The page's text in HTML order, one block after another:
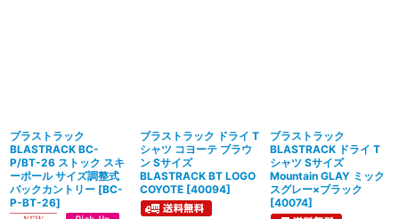
ブラストラック
BLASTRACK BC-
P/BT-26 ストック スキ
ーポール サイズ調整式
バックカントリー [BC-
P-BT-26]
ブラストラック ドライ T
シャツ コヨーテ ブラウ
ン Sサイズ
BLASTRACK BT LOGO
COYOTE [40094]
ブラストラック
BLASTRACK ドライ T
シャツ Sサイズ
Mountain GLAY ミック
スグレー×ブラック
[40074]